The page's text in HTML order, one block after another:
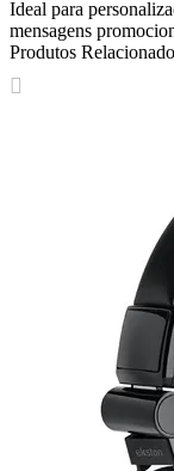
Ideal para
mensagens
Produtos